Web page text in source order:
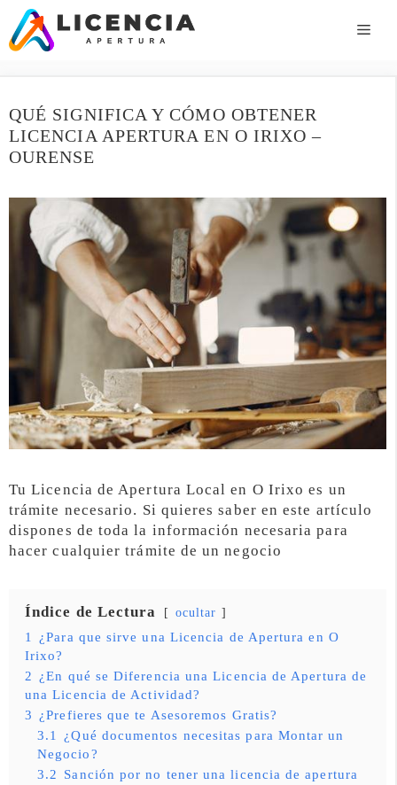
Saltar
contenido
QUÉ SIGNIFICA Y CÓMO OBTENER
LICENCIA APERTURA EN O IRIXO –
OURENSE
Tu Licencia de Apertura Local en O Irixo es un
trámite necesario. Si quieres saber en este artículo
dispones de toda la información necesaria para
hacer cualquier trámite de un negocio
Índice de Lectura ocultar
1
¿Para que sirve una Licencia de Apertura en O
Irixo?
2 ¿En qué se Diferencia una Licencia de Apertura de
una Licencia de Actividad?
3 ¿Prefieres que te Asesoremos Gratis?
3.1
¿Qué documentos necesitas para Montar un
Negocio?
3.2 Sanción por no tener una licencia de apertura